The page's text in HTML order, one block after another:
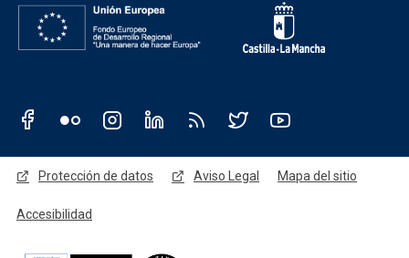
Redes sociales JCCM
Menú legal
Protección de datos Aviso Legal Mapa del sitio
Accesibilidad